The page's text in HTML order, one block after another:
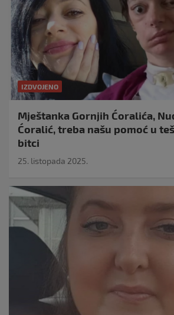
IZDVOJENO
Mještanka Gornjih Ćoralića,
Ćoralić, treba našu pomoć u
bitci
25. listopada 2025.